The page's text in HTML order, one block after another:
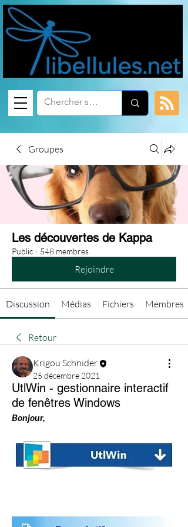
Groupes
Les découvertes de Kappa
Public · 548 membres
Rejoindre
Discussion Médias Fichiers Membres
Retour
Krigou Schnider
25 décembre 2021
UtlWin - gestionnaire interactif
de fenêtres Windows
Bonjour,